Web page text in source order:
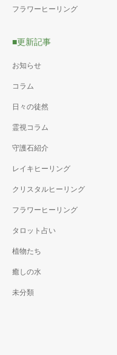
フラワーヒーリング
■更新記事
お知らせ
コラム
日々の徒然
霊視コラム
守護石紹介
レイキヒーリング
クリスタルヒーリング
フラワーヒーリング
タロット占い
植物たち
癒しの水
未分類